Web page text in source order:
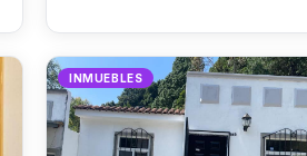
INMUEBLES